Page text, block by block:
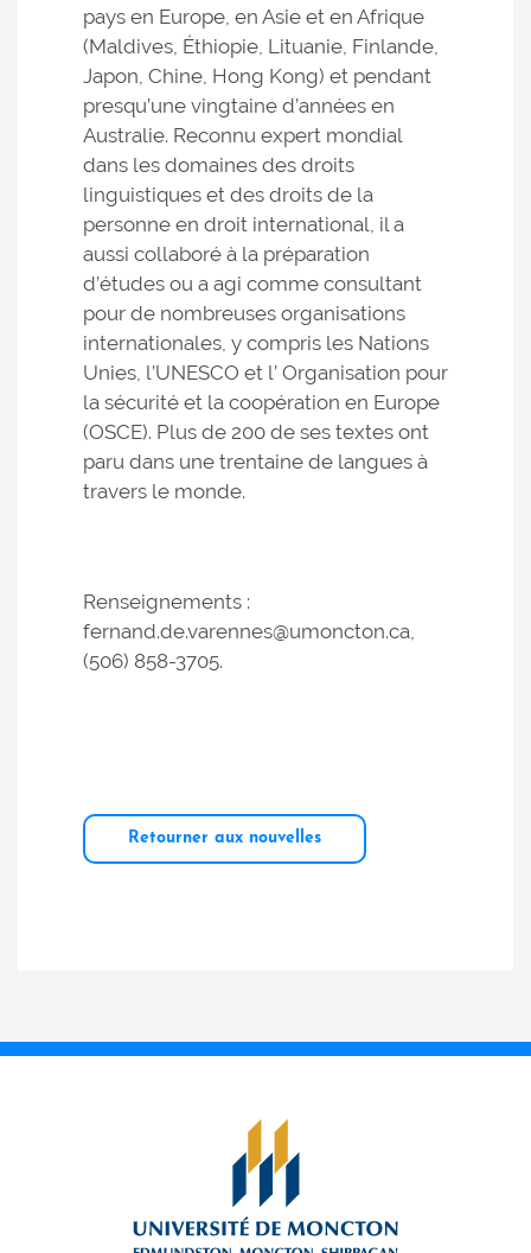
pays en Europe, en Asie et en Afrique
(Maldives, Éthiopie, Lituanie, Finlande,
Japon, Chine, Hong Kong) et pendant
presqu’une vingtaine d’années en
Australie. Reconnu expert mondial
dans les domaines des droits
linguistiques et des droits de la
personne en droit international, il a
aussi collaboré à la préparation
d’études ou a agi comme consultant
pour de nombreuses organisations
internationales, y compris les Nations
Unies, l’UNESCO et l’ Organisation pour
la sécurité et la coopération en Europe
(OSCE). Plus de 200 de ses textes ont
paru dans une trentaine de langues à
travers le monde.
Renseignements :
fernand.de.varennes@umoncton.ca,
(506) 858-3705.
Retourner aux nouvelles